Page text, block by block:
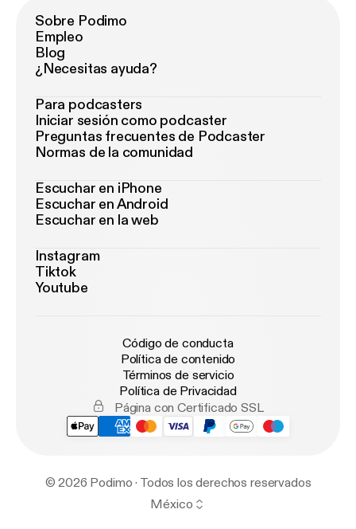
Sobre Podimo
Empleo
Blog
¿Necesitas ayuda?
Para podcasters
Iniciar sesión como podcaster
Preguntas frecuentes de Podcaster
Normas de la comunidad
Escuchar en iPhone
Escuchar en Android
Escuchar en la web
Instagram
Tiktok
Youtube
Código de conducta
Política de contenido
Términos de servicio
Política de Privacidad
Página con Certificado SSL
© 2026 Podimo · Todos los derechos reservados
México